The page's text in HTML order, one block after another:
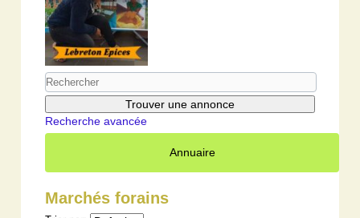
Recherche avancée
Annuaire
Marchés forains